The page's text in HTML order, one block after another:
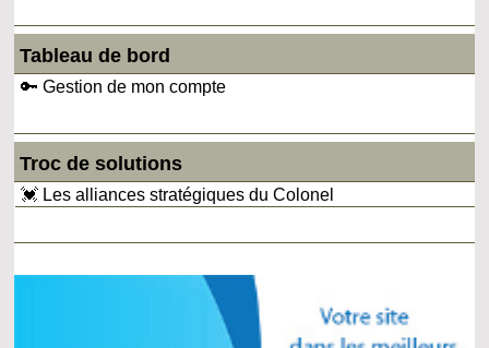
Tableau de bord
🔑 Gestion de mon compte
Troc de solutions
💓 Les alliances stratégiques du Colonel